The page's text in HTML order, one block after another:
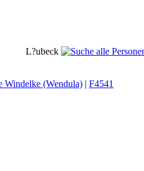
L?ubeck
Windelke (Wendula) | F4541